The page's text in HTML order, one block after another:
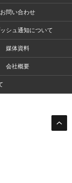
お問い合わせ
シュ通知について
媒体資料
会社概要